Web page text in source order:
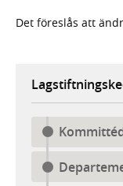
Det föreslås att